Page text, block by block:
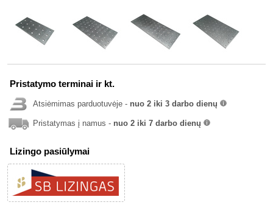
Pristatymo terminai ir kt.
Atsiėmimas parduotuvėje - nuo 2 iki 3 darbo dienų
Pristatymas į namus - nuo 2 iki 7 darbo dienų
Lizingo pasiūlymai